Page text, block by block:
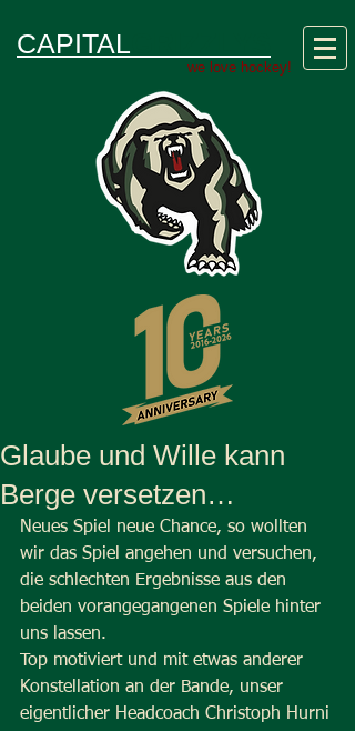
CAPITAL
we love hockey!
Glaube und Wille kann
Berge versetzen…
Neues Spiel neue Chance, so wollten
wir das Spiel angehen und versuchen,
die schlechten Ergebnisse aus den
beiden vorangegangenen Spiele hinter
uns lassen.
Top motiviert und mit etwas anderer
Konstellation an der Bande, unser
eigentlicher Headcoach Christoph Hurni